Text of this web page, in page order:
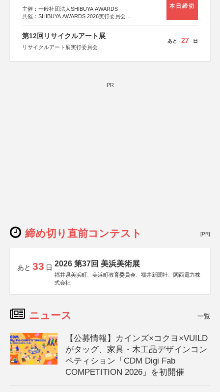
主催：一般社団法人SHIBUYA AWARDS
共催：SHIBUYA AWARDS 2026実行委員会
本日締切
第12回リサイクルアート展
リサイクルアート展実行委員会
あと 27 日
PR
締め切り直前コンテスト [PR]
あと 33 日 2026 第37回 美浜美術展
福井県美浜町、美浜町教育委員会、福井新聞社、関西電力株
式会社
ニュース 一覧
【公募情報】カインズ×コクヨ×VUILD
がタッグ、家具・木工品デザインコン
ペティション「CDM Digi Fab
COMPETITION 2026」を初開催